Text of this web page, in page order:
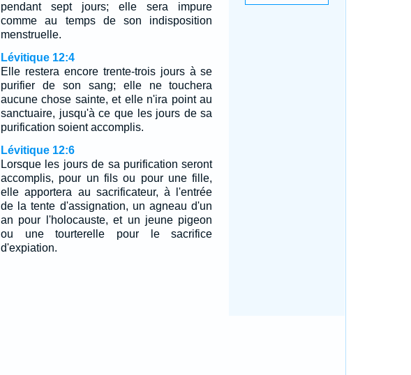
pendant sept jours; elle sera impure
comme au temps de son indisposition
menstruelle.
Lévitique 12:4
Elle restera encore trente-trois jours à se
purifier de son sang; elle ne touchera
aucune chose sainte, et elle n'ira point au
sanctuaire, jusqu'à ce que les jours de sa
purification soient accomplis.
Lévitique 12:6
Lorsque les jours de sa purification seront
accomplis, pour un fils ou pour une fille,
elle apportera au sacrificateur, à l'entrée
de la tente d'assignation, un agneau d'un
an pour l'holocauste, et un jeune pigeon
ou une tourterelle pour le sacrifice
d'expiation.